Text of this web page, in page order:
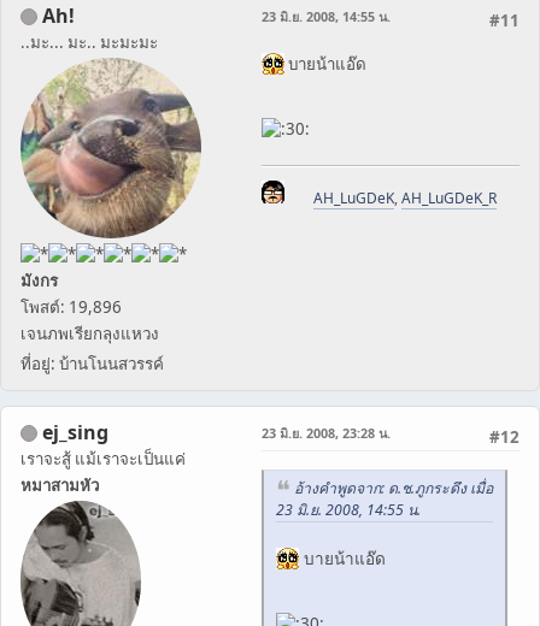
Ah!
..มะ... มะ.. มะมะมะ
มังกร
โพสต์: 19,896
เจนภพเรียกลุงแหวง
ที่อยู่: บ้านโนนสวรรค์
#11
23 มิ.ย. 2008, 14:55 น.
บายน้าแอ๊ด
AH_LuGDeK,AH_LuGDeK_R
ej_sing
เราจะสู้ แม้เราจะเป็นแค่
หมาสามหัว
#12
23 มิ.ย. 2008, 23:28 น.
อ้างคำพูดจาก: ด.ช.ภูกระดึง เมื่อ
23 มิ.ย. 2008, 14:55 น.
บายน้าแอ๊ด